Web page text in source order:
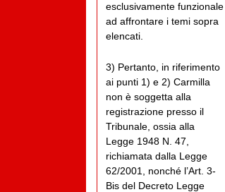
esclusivamente funzionale
ad affrontare i temi sopra
elencati.
3) Pertanto, in riferimento
ai punti 1) e 2) Carmilla
non è soggetta alla
registrazione presso il
Tribunale, ossia alla
Legge 1948 N. 47,
richiamata dalla Legge
62/2001, nonché l’Art. 3-
Bis del Decreto Legge